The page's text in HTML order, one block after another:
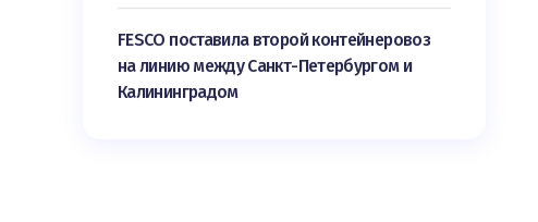
FESCO поставила второй контейнеровоз
на линию между Санкт-Петербургом и
Калининградом